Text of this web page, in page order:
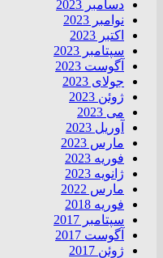
دسامبر 2023
نوامبر 2023
اکتبر 2023
سپتامبر 2023
آگوست 2023
جولای 2023
ژوئن 2023
می 2023
آوریل 2023
مارس 2023
فوریه 2023
ژانویه 2023
مارس 2022
فوریه 2018
سپتامبر 2017
آگوست 2017
ژوئن 2017